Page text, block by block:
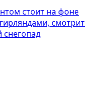
стоит на фоне
смотрит
снегопад